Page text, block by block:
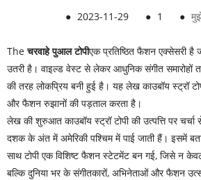
● 2023-11-29 ● 1 ●
Theचरवाहे पुआल टोपीएक प्रतिष्ठित फैशन एक्सेसरी है
उतरी है। वाइल्ड वेस्ट से लेकर आधुनिक संगीत समारोहों
की तरह लोकप्रिय बनी हुई है। यह लेख काउबॉय स्ट्रॉ
और फैशन रुझानों की पड़ताल करता है।
लेख की शुरुआत काउबॉय स्ट्रॉ टोपी की उत्पत्ति पर
दशक के अंत में अमेरिकी पश्चिम में पाई जाती हैं। इसमें
साथ टोपी एक विशिष्ट फैशन स्टेटमेंट बन गई, जिसे न केवल
बल्कि दुनिया भर के संगीतकारों, अभिनेताओं और फैशन